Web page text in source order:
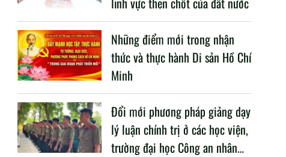
Những điểm mới trong nhận
thức và thực hành Di sản Hồ Chí
Minh
Đổi mới phương pháp giảng dạy
lý luận chính trị ở các học viện,
trường đại học Công an nhân